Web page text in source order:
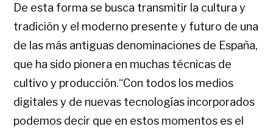
De esta forma se busca transmitir la cultura y
tradición y el moderno presente y futuro de una
de las más antiguas denominaciones de España,
que ha sido pionera en muchas técnicas de
cultivo y producción.“Con todos los medios
digitales y de nuevas tecnologías incorporados
podemos decir que en estos momentos es el